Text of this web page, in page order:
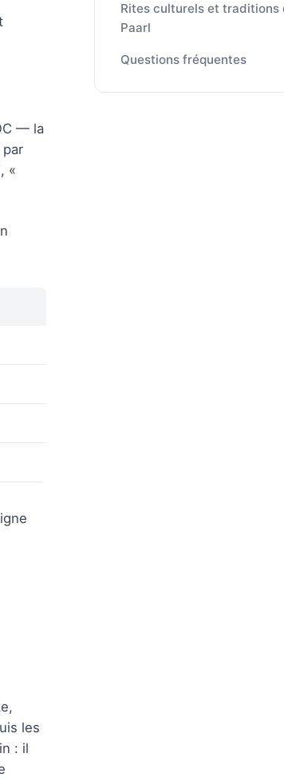
Rites culturels et traditions
Paarl
Questions fréquentes
— la
, «
les
: il